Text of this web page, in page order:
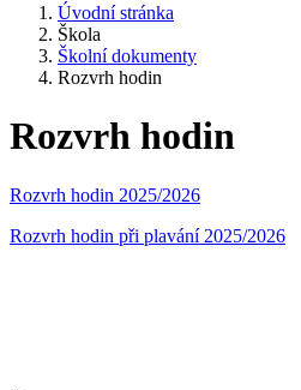
Úvodní stránka
Škola
Školní dokumenty
Rozvrh hodin
Rozvrh hodin
Rozvrh hodin 2025/2026
Rozvrh hodin při plavání 2025/2026